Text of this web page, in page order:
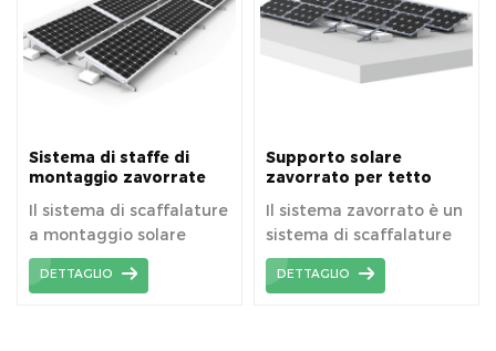
energia.
energia.
Sistema di staffe di
montaggio zavorrate
Il sistema di scaffalature
a montaggio solare
zavorrato per tetto
piano è ampiamente
DETTAGLIO
Supporto solare
zavorrato per tetto
Il sistema zavorrato è un
sistema di scaffalature
per tetti piani,
tipicamente utilizzato su
DETTAGLIO